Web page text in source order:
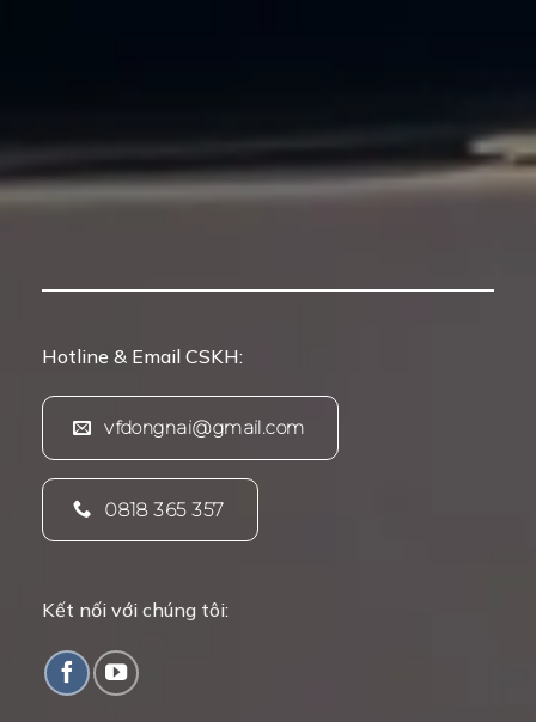
Hotline & Email CSKH:
vfdongnai@gmail.com
0818 365 357
Kết nối với chúng tôi: